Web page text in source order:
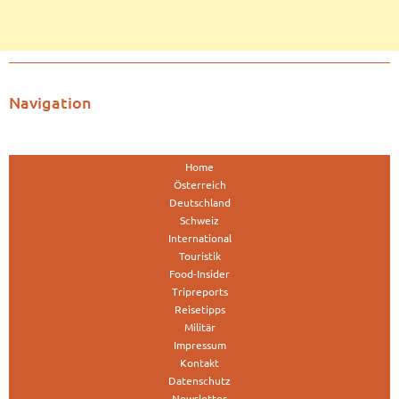
Navigation
Home
Österreich
Deutschland
Schweiz
International
Touristik
Food-Insider
Tripreports
Reisetipps
Militär
Impressum
Kontakt
Datenschutz